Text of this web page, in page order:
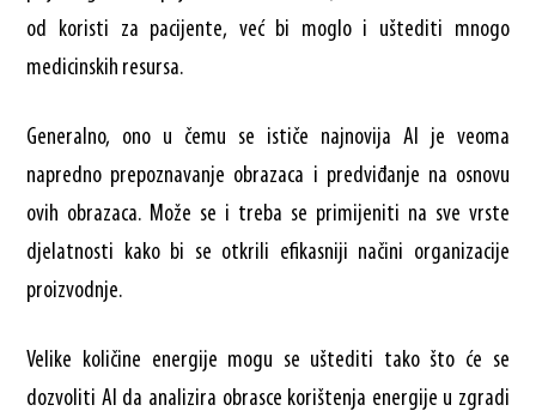
od koristi za pacijente, već bi moglo i uštediti mnogo
medicinskih resursa.
Generalno, ono u čemu se ističe najnovija AI je veoma
napredno prepoznavanje obrazaca i predviđanje na osnovu
ovih obrazaca. Može se i treba se primijeniti na sve vrste
djelatnosti kako bi se otkrili efikasniji načini organizacije
proizvodnje.
Velike količine energije mogu se uštediti tako što će se
dozvoliti AI da analizira obrasce korištenja energije u zgradi